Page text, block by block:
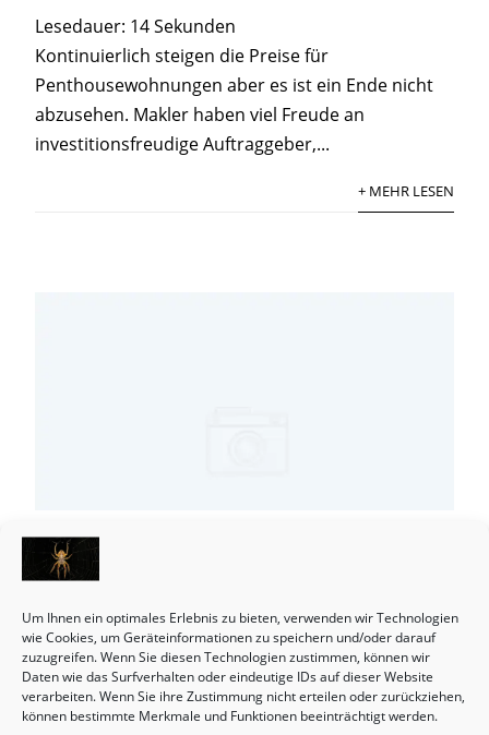
Um Ihnen ein optimales Erlebnis zu bieten, verwenden wir Technologien
wie Cookies, um Geräteinformationen zu speichern und/oder darauf
zuzugreifen. Wenn Sie diesen Technologien zustimmen, können wir
Daten wie das Surfverhalten oder eindeutige IDs auf dieser Website
verarbeiten. Wenn Sie ihre Zustimmung nicht erteilen oder zurückziehen,
können bestimmte Merkmale und Funktionen beeinträchtigt werden.
Lesedauer: 14 Sekunden
Kontinuierlich steigen die Preise für
Penthousewohnungen aber es ist ein Ende nicht
abzusehen. Makler haben viel Freude an
investitionsfreudige Auftraggeber,...
+ MEHR LESEN
ZWEIFAMILIENHÄUSER SIND
INTERESSANTE SACHE.
14. Juli 2022 admin Aus Immobilienvermittlung
Lesedauer:13 Sekunden